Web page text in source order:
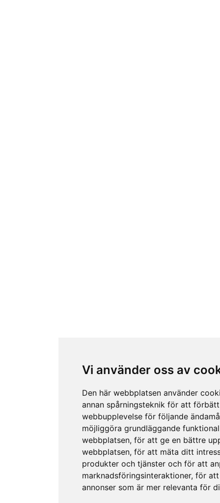
Vi använder oss av
Den här webbplatsen använder
annan spårningsteknik för att
webbupplevelse för följande
möjliggöra grundläggande
webbplatsen, för att ge en bättre
webbplatsen, för att mäta ditt
produkter och tjänster och för att
marknadsföringsinteraktioner, för att
annonser som är mer relevanta för